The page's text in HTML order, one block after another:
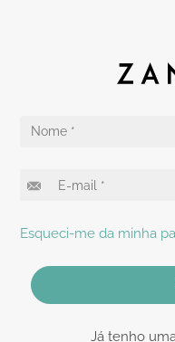
Esqueci-me da minha
Já tenho